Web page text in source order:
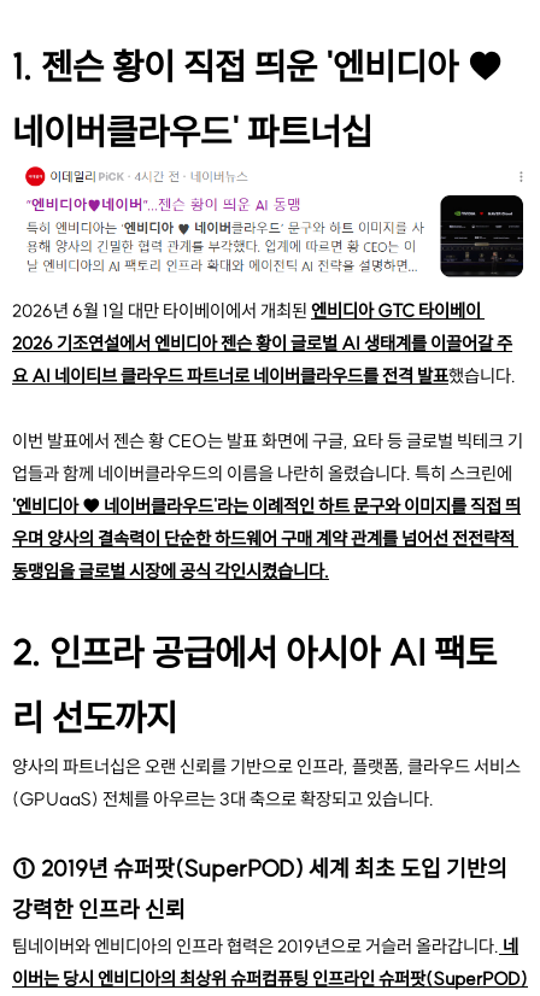
1. 젠슨 황이 직접 띄운 '엔비디아 ♥
네이버클라우드' 파트너십
2026년 6월 1일 대만 타이베이에서 개최된 엔비디아 GTC 타이베이
2026 기조연설에서 엔비디아 젠슨 황이 글로벌 AI 생태계를 이끌어갈 주
요 AI 네이티브 클라우드 파트너로 네이버클라우드를 전격 발표했습니다.
이번 발표에서 젠슨 황 CEO는 발표 화면에 구글, 요타 등 글로벌 빅테크 기
업들과 함께 네이버클라우드의 이름을 나란히 올렸습니다. 특히 스크린에
'엔비디아 ♥ 네이버클라우드'라는 이례적인 하트 문구와 이미지를 직접 띄
우며 양사의 결속력이 단순한 하드웨어 구매 계약 관계를 넘어선 전전략적
동맹임을 글로벌 시장에 공식 각인시켰습니다.
2. 인프라 공급에서 아시아 AI 팩토
리 선도까지
양사의 파트너십은 오랜 신뢰를 기반으로 인프라, 플랫폼, 클라우드 서비스
(GPUaaS) 전체를 아우르는 3대 축으로 확장되고 있습니다.
① 2019년 슈퍼팟(SuperPOD) 세계 최초 도입 기반의
강력한 인프라 신뢰
팀네이버와 엔비디아의 인프라 협력은 2019년으로 거슬러 올라갑니다. 네
이버는 당시 엔비디아의 최상위 슈퍼컴퓨팅 인프라인 슈퍼팟(SuperPOD)